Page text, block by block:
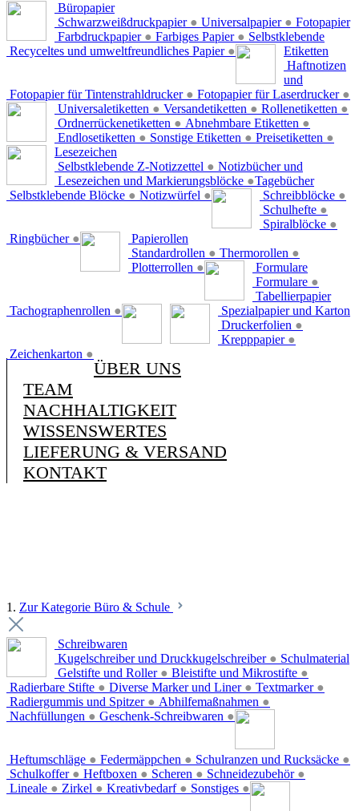
Büropapier
Schwarzweißdruckpapier ● Universalpapier ●
Farbdruckpapier ● Farbiges Papier ●
Recyceltes und umweltfreundliches Papier ●
Fotopapier
Fotopapier für Tintenstrahldrucker ● Fotopapier für Laserdrucker ●
Selbstklebende
Etiketten
Universaletiketten ● Versandetiketten ● Rollenetiketten ●
Ordnerrückenetiketten ● Abnehmbare Etiketten ●
Endlosetiketten ● Sonstige Etiketten ● Preisetiketten ●
Haftnotizen
und
Lesezeichen
Selbstklebende Z-Notizzettel ●
Lesezeichen und Markierungsblöcke ●
Selbstklebende Blöcke ● Notizwürfel ●
Notizbücher und
Tagebücher
Schreibblöcke ●
Schulhefte ●
Spiralblöcke ●
Ringbücher ●
Papierollen
Standardrollen ● Thermorollen ●
Plotterrollen ●
Formulare
Formulare ●
Tachographenrollen ●
Tabellierpapier
Spezialpapier und Karton
Druckerfolien ●
Krepppapier ●
Zeichenkarton ●
ÜBER UNS
TEAM
NACHHALTIGKEIT
WISSENSWERTES
LIEFERUNG & VERSAND
KONTAKT
1. Zur Kategorie Büro & Schule
Schreibwaren
Kugelschreiber und Druckkugelschreiber ●
Gelstifte und Roller ● Bleistifte und Mikrostifte ●
Radierbare Stifte ● Diverse Marker und Liner ● Textmarker ●
Radiergummis und Spitzer ● Abhilfemaßnahmen ●
Nachfüllungen ● Geschenk-Schreibwaren ●
Schulmaterial
Heftumschläge ● Federmäppchen ● Schulranzen und Rucksäcke ●
Schulkoffer ● Heftboxen ● Scheren ● Schneidezubehör ●
Lineale ● Zirkel ● Kreativbedarf ● Sonstiges ●